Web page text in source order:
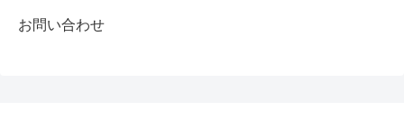
お問い合わせ